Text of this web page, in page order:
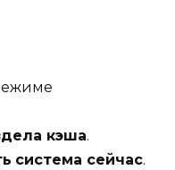
кэша.
система сейчас.